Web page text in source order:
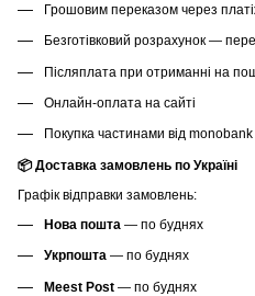
Грошовим переказом через
Безготівковий розрахунок —
Післяплата при отриманні на
Онлайн-оплата на сайті
Покупка частинами від
📦 Доставка замовлень по Україні
Графік відправки замовлень:
Нова пошта — по буднях
Укрпошта — по буднях
Meest Post — по буднях